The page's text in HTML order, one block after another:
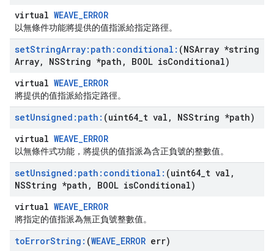
virtual WEAVE_ERROR
以無條件功能將提供的值指派給指定路徑。
setStringArray:path:conditional: (NSArray *string
Array, NSString *path , BOOL isConditional)
virtual WEAVE_ERROR
將提供的值指派給指定路徑。
setUnsigned:path: (uint64 t val ,
NSString *path)
virtual WEAVE_ERROR
以無條件式功能，將提供的值指派為含正負號的整數值。
setUnsigned:path:conditional: (uint64 t val ,
NSString *path , BOOL isConditional)
virtual WEAVE_ERROR
將指定的值指派為無正負號整數值。
toErrorString: (WEAVE_ERROR err)